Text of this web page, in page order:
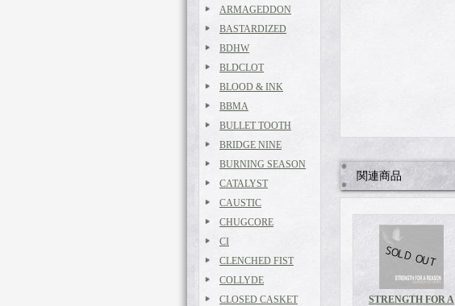
ARMAGEDDON
BASTARDIZED
BDHW
BLDCLOT
BLOOD & INK
BBMA
BULLET TOOTH
BRIDGE NINE
BURNING SEASON
CATALYST
CAUSTIC
CHUGCORE
CI
CLENCHED FIST
COLLYDE
CLOSED CASKET
関連商品
STRENGTH FOR A